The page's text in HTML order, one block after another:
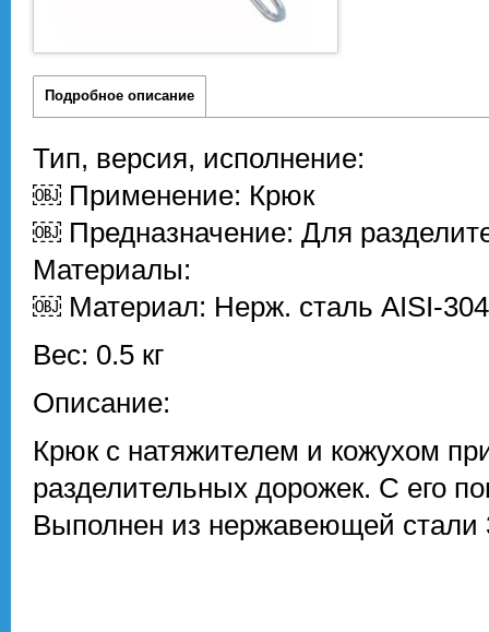
Подробное описание
Тип, версия, исполнение:
￼ Применение: Крюк
￼ Предназначение: Для
Материалы:
￼ Материал: Нерж. сталь AISI-304
Вес: 0.5 кг
Описание:
Крюк с натяжителем и кожухом
разделительных дорожек. С его
Выполнен из нержавеющей стали